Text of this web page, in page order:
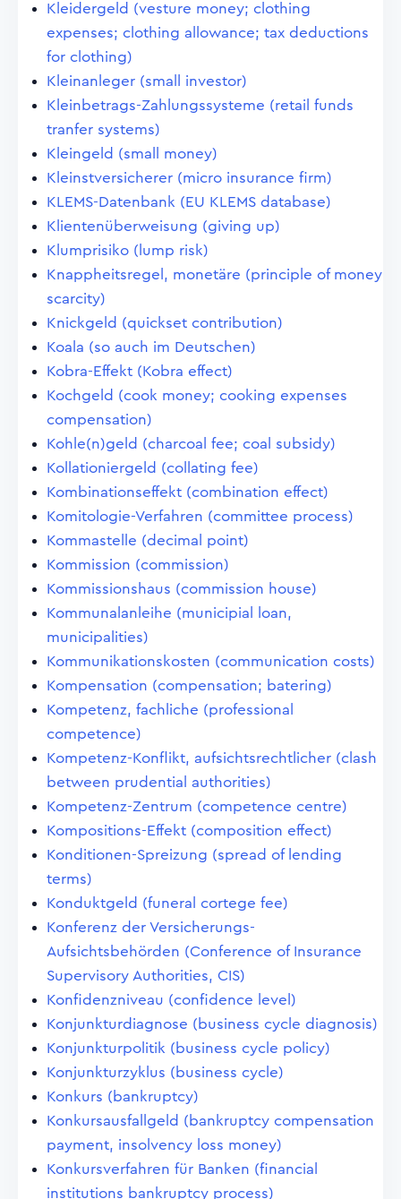
Kleidergeld (vesture money; clothing
expenses; clothing allowance; tax deductions
for clothing)
Kleinanleger (small investor)
Kleinbetrags-Zahlungssysteme (retail funds
tranfer systems)
Kleingeld (small money)
Kleinstversicherer (micro insurance firm)
KLEMS-Datenbank (EU KLEMS database)
Klientenüberweisung (giving up)
Klumprisiko (lump risk)
Knappheitsregel, monetäre (principle of money
scarcity)
Knickgeld (quickset contribution)
Koala (so auch im Deutschen)
Kobra-Effekt (Kobra effect)
Kochgeld (cook money; cooking expenses
compensation)
Kohle(n)geld (charcoal fee; coal subsidy)
Kollationiergeld (collating fee)
Kombinationseffekt (combination effect)
Komitologie-Verfahren (committee process)
Kommastelle (decimal point)
Kommission (commission)
Kommissionshaus (commission house)
Kommunalanleihe (municipial loan,
municipalities)
Kommunikationskosten (communication costs)
Kompensation (compensation; batering)
Kompetenz, fachliche (professional
competence)
Kompetenz-Konflikt, aufsichtsrechtlicher (clash
between prudential authorities)
Kompetenz-Zentrum (competence centre)
Kompositions-Effekt (composition effect)
Konditionen-Spreizung (spread of lending
terms)
Konduktgeld (funeral cortege fee)
Konferenz der Versicherungs-
Aufsichtsbehörden (Conference of Insurance
Supervisory Authorities, CIS)
Konfidenzniveau (confidence level)
Konjunkturdiagnose (business cycle diagnosis)
Konjunkturpolitik (business cycle policy)
Konjunkturzyklus (business cycle)
Konkurs (bankruptcy)
Konkursausfallgeld (bankruptcy compensation
payment, insolvency loss money)
Konkursverfahren für Banken (financial
institutions bankruptcy process)